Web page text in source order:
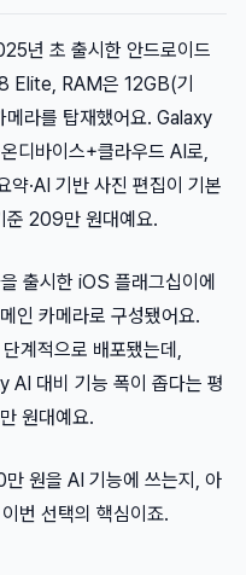
년 초 출시한 안드로이드
Elite, RAM은 12GB(기
라를 탑재했어요. Galaxy
디바이스+클라우드 AI로,
약·AI 기반 사진 편집이 기본
준 209만 원대예요.
출시한 iOS 플래그십이에
카메라로 구성됐어요.
계적으로 배포됐는데,
대비 기능 폭이 좁다는 평
원대예요.
원을 AI 기능에 쓰는지, 아
번 선택의 핵심이죠.